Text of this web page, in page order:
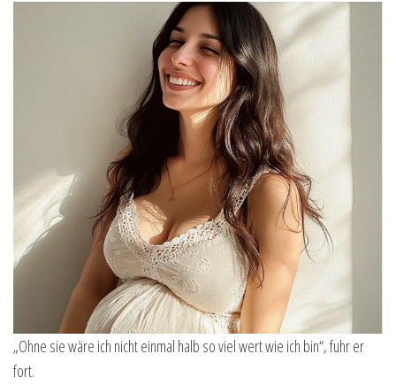
„Ohne sie wäre ich nicht einmal halb so viel wert wie ich bin“, fuhr er
fort.